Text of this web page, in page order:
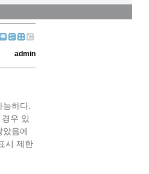
admin
능하다.
우 있
음에
시 제한